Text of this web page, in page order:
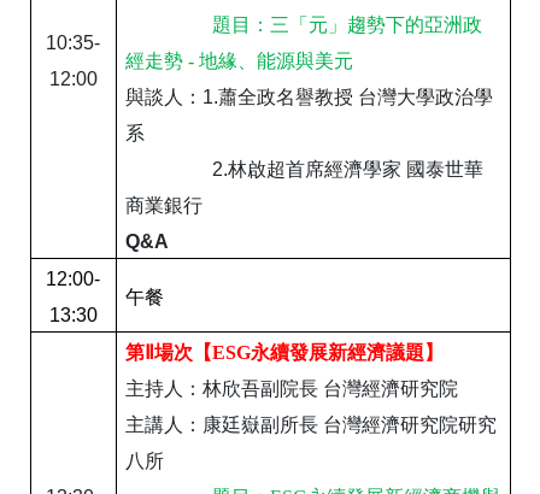
10:35-
12:00
題目：三「元」趨勢下的亞洲政
經走勢 - 地緣、能源與美元
與談人： 1.蕭全政名譽教授 台灣大學政治學
系
2.林啟超首席經濟學家 國泰世華
商業銀行
Q&A
12:00-
13:30
午餐
第Ⅱ場次【ESG永續發展新經濟議題 】
主持人：林欣吾副院長 台灣經濟研究院
主講人：康廷嶽副所長 台灣經濟研究院研究
八所